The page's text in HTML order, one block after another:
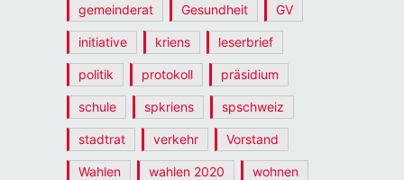
gemeinderat Gesundheit GV
initiative kriens leserbrief
politik protokoll präsidium
schule spkriens spschweiz
stadtrat verkehr Vorstand
Wahlen wahlen 2020 wohnen